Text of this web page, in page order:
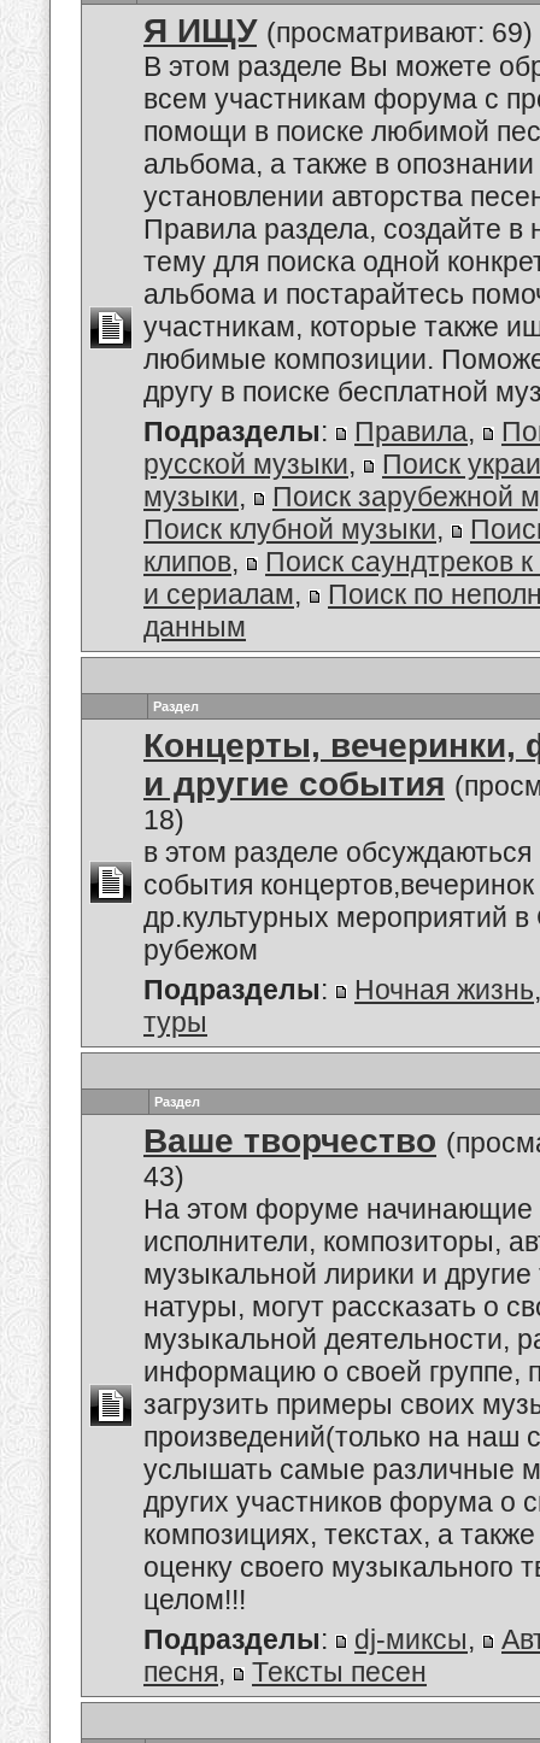
Я ИЩУ (просматривают: 69)
В этом разделе Вы можете
всем участникам форума с
помощи в поиске любимой
альбома, а также в опознании
установлении авторства
Правила раздела, создайте в
тему для поиска одной
альбома и постарайтесь
участникам, которые также
любимые композиции.
другу в поиске бесплатной
Подразделы: Правила,
русской музыки,
Поиск
музыки,
Поиск зарубежной
Поиск клубной музыки,
клипов,
Поиск саундтреков
и сериалам,
Поиск по
данным
Раздел
Концерты, вечеринки,
и другие события
18)
в этом разделе
события
др.культурных мероприятий
рубежом
Подразделы: Ночная жизнь
туры
Раздел
Ваше творчество
43)
На этом форуме начинающие
исполнители, композиторы,
музыкальной лирики и другие
натуры, могут рассказать о
музыкальной деятельности,
информацию о своей группе,
загрузить примеры своих
произведений(только на наш
услышать самые различные
других участников форума о
композициях, текстах, а
оценку своего музыкального
целом!!!
Подразделы: dj-миксы,
песня, Тексты песен